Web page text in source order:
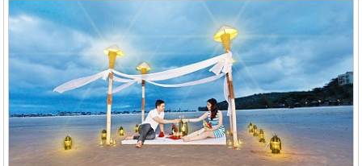
nghỉ dưỡng Bà Nà, Núi Chúa, Đô Thị Cổ Hội An, TP Huế,.... nhân dịp
nghỉ lễ này khách thăm quan có thể đặt ngay cho bản thân cùng gia đình
một chuyến đi 4 ngày khám phá đến với thành phố tuyệt vời này thôi
nào! Vietsense đảm bảo sẽ không làm cho các Lữ khách phải thất vọng
khi ghé thăm nơi đây vào dịp tết đến xuân về